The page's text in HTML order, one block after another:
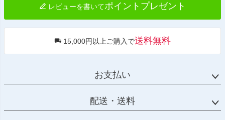
レビューを書いてポイントプレゼント
15,000円以上ご購入で送料無料
お支払い
配送・送料